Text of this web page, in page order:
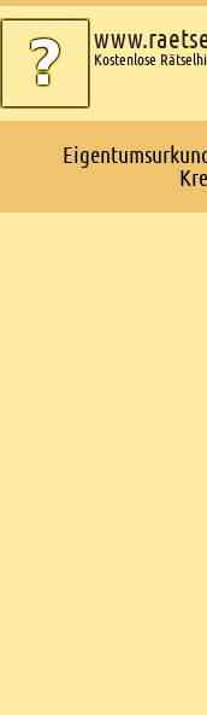
Kostenlose